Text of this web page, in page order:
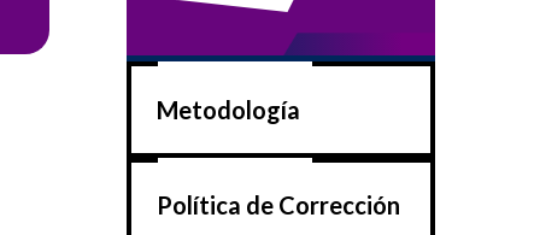
Metodología
Política de Corrección